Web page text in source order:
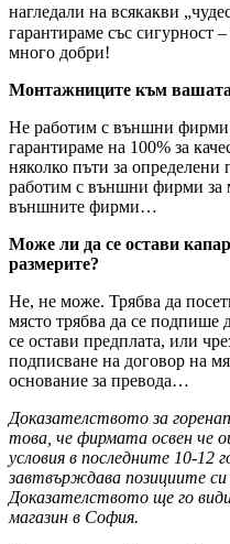
нагледали на всякакви
гарантираме със сигурност
много добри!
Монтажниците към
Не работим с външни фирми
гарантираме на 100% за
няколко пъти за определени
работим с външни фирми за
външните фирми…
Може ли да се остави
размерите?
Не, не може. Трябва да
място трябва да се подпише
се остави предплата, или
подписване на договор на
основание за превода…
Доказателството за
това, че фирмата освен че
условия в последните 10-12
завтвърждава позициите си
Доказателството ще го
магазин в София.